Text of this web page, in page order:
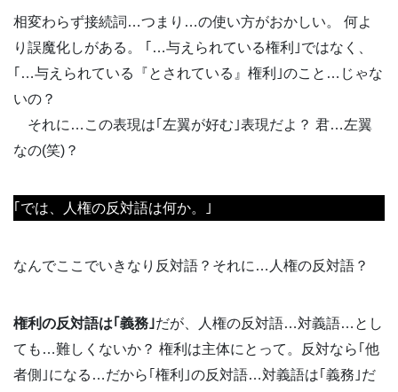
相変わらず接続詞…つまり…の使い方がおかしい。 何よ
り誤魔化しがある。 ｢…与えられている権利｣ではなく、
｢…与えられている『とされている』権利｣のこと…じゃな
いの？
それに…この表現は｢左翼が好む｣表現だよ？ 君…左翼
なの(笑)？
｢では、人権の反対語は何か。｣
なんでここでいきなり反対語？それに…人権の反対語？
権利の反対語は｢義務｣だが、人権の反対語…対義語…とし
ても…難しくないか？ 権利は主体にとって。反対なら｢他
者側｣になる…だから｢権利｣の反対語…対義語は｢義務｣だ